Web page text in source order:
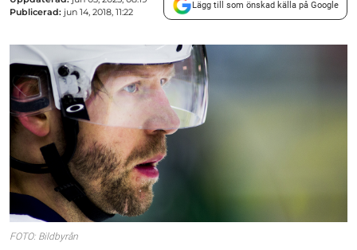
Publicerad: jun 14, 2018, 11:22
Lägg till som önskad källa på Google
FOTO: Bildbyrån